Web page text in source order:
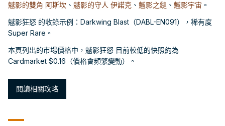
魊影的雙角 阿斯坎 、 魊影的守人 伊諾克 、 魊影之鏈 、 魊影宇宙 。
魊影狂怒 的收錄示例：Darkwing Blast（DABL-EN091），稀有度
Super Rare。
本頁列出的市場價格中，魊影狂怒 目前較低的快照約為
Cardmarket $0.16（價格會頻繁變動）。
閱讀相關攻略